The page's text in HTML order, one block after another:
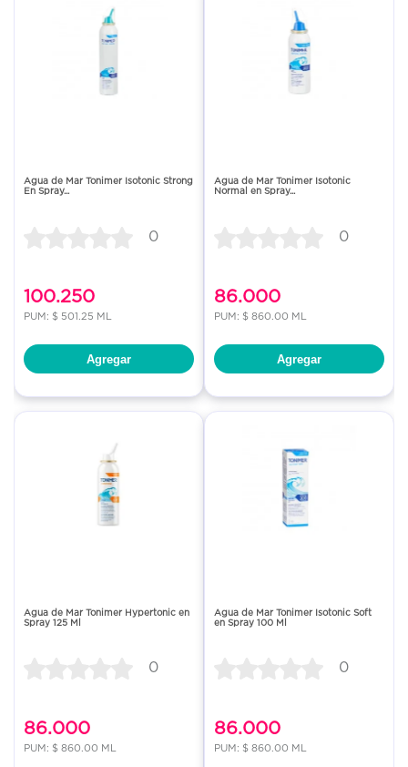
Agua de Mar Tonimer Isotonic Strong
En Spray...
0
100.250
PUM: $ 501.25 ML
Agregar
Agua de Mar Tonimer Isotonic
Normal en Spray...
0
86.000
PUM: $ 860.00 ML
Agregar
Agua de Mar Tonimer Hypertonic en
Spray 125 Ml
0
86.000
PUM: $ 860.00 ML
Agua de Mar Tonimer Isotonic Soft
en Spray 100 Ml
0
86.000
PUM: $ 860.00 ML